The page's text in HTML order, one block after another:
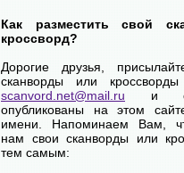
Как разместить свой
кроссворд?
Дорогие друзья,
сканворды или
scanvord.net@mail.ru и
опубликованы на этом
имени. Напоминаем Вам,
нам свои сканворды или
тем самым: